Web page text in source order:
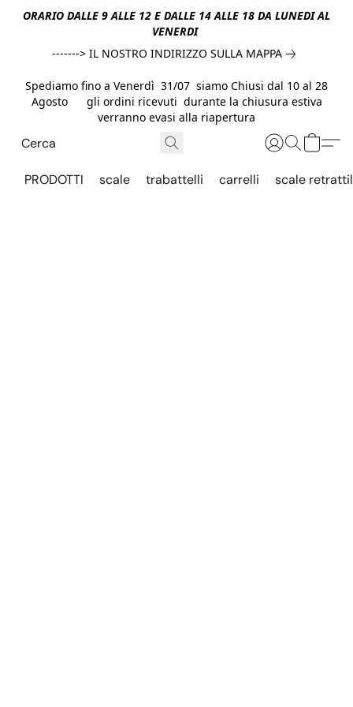
ORARIO DALLE 9 ALLE 12 E DALLE 14 ALLE 18 DA LUNEDI AL
VENERDI
-------> IL NOSTRO INDIRIZZO SULLA MAPPA
Spediamo fino a Venerdì 31/07 siamo Chiusi dal 10 al 28
Agosto gli ordini ricevuti durante la chiusura estiva
verranno evasi alla riapertura
PRODOTTI scale trabattelli carrelli scale